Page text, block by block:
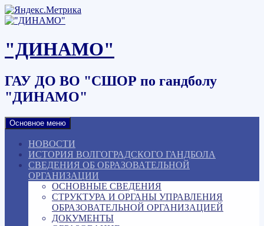
Наверх
"ДИНАМО"
ГАУ ДО ВО "СШОР по гандболу
"ДИНАМО"
Основное меню
НОВОСТИ
ИСТОРИЯ ВОЛГОГРАДСКОГО ГАНДБОЛА
СВЕДЕНИЯ ОБ ОБРАЗОВАТЕЛЬНОЙ
ОРГАНИЗАЦИИ
ОСНОВНЫЕ СВЕДЕНИЯ
СТРУКТУРА И ОРГАНЫ УПРАВЛЕНИЯ
ОБРАЗОВАТЕЛЬНОЙ ОРГАНИЗАЦИЕЙ
ДОКУМЕНТЫ